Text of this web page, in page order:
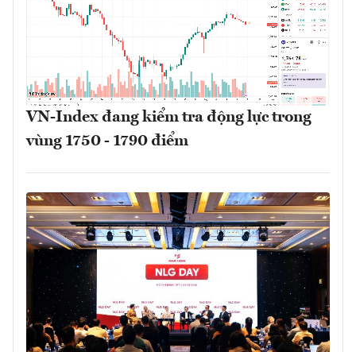
VN-Index đang kiểm tra động lực trong
vùng 1750 - 1790 điểm